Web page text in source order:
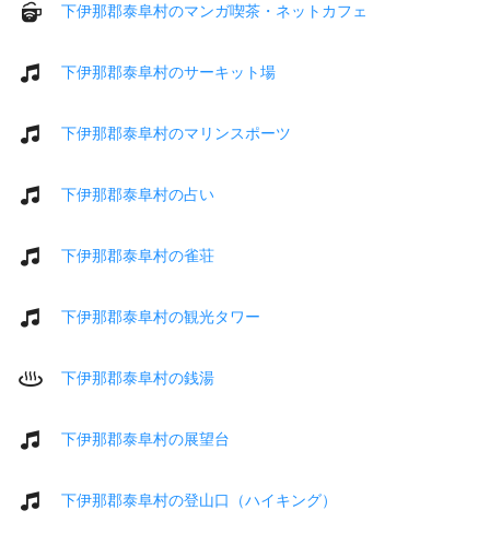
下伊那郡泰阜村のマンガ喫茶・ネットカフェ
下伊那郡泰阜村のサーキット場
下伊那郡泰阜村のマリンスポーツ
下伊那郡泰阜村の占い
下伊那郡泰阜村の雀荘
下伊那郡泰阜村の観光タワー
下伊那郡泰阜村の銭湯
下伊那郡泰阜村の展望台
下伊那郡泰阜村の登山口（ハイキング）